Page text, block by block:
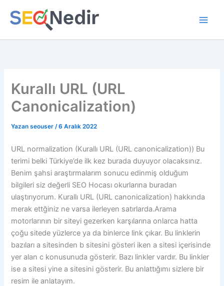
atla
Kurallı URL (URL
Canonicalization)
Yazan seouser/6 Aralık 2022
URL normalization (Kurallı URL (URL canonicalization)) Bu
terimi belki Türkiye’de ilk kez burada duyuyor olacaksınız.
Benim şahsi araştırmalarım sonucu edinmiş olduğum
bilgileri siz değerli SEO Hocası okurlarına buradan
ulaştırıyorum. Kurallı URL (URL canonicalization) hakkında
merak ettğiniz ne varsa ilerleyen satırlarda.Arama
motorlarının bir siteyi gezerken karşılarına onlarca hatta
çoğu sitede yüzlerce ya da binlerce link çıkar. Bu linklerin
bazıları a sitesinden b sitesini gösteri iken a sitesi içerisinde
yer alan c konusunuda gösterir. Bazı linkler vardır. Bu linkler
ise a sitesi yine a sitesini gösterir. Bu anlattığımı sizlere bir
resim ile anlatayım.